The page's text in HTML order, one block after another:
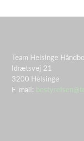
Team Helsinge
Idrætsvej 21
3200 Helsinge
E-mail: